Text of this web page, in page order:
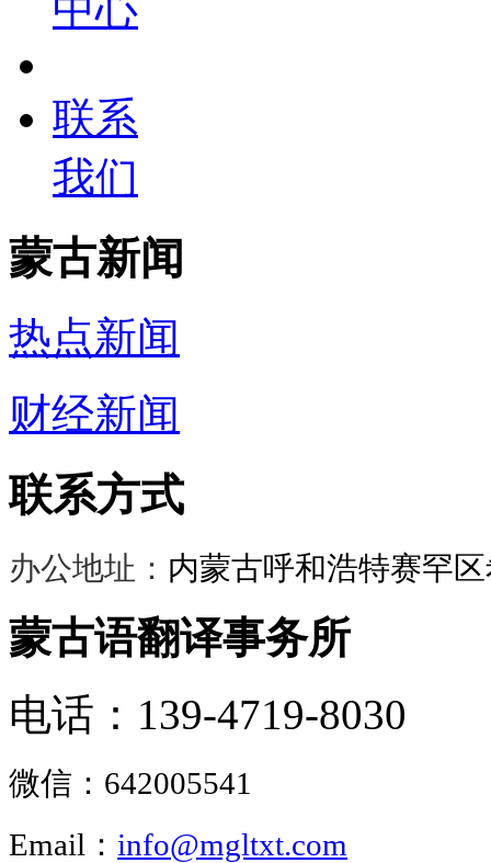
联系
我们
蒙古新闻
热点新闻
财经新闻
联系方式
办公地址： 内蒙古呼和浩特赛罕
蒙古语翻译事务所
电话：139-4719-8030
微信： 642005541
Email： info@mgltxt.com